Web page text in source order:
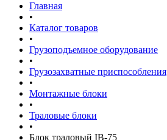
Главная
•
Каталог товаров
•
Грузоподъемное оборудование
•
Грузозахватные приспособления
•
Монтажные блоки
•
Траловые блоки
•
Блок траловый IB-75